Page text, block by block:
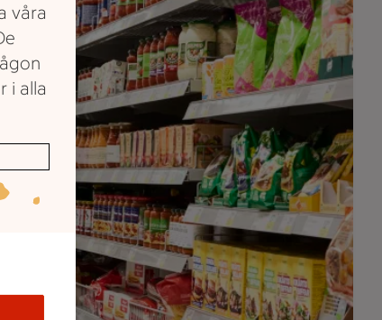
våra
i alla